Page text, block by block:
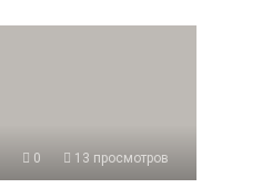
0 13 просмотров